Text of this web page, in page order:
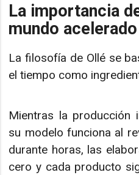
La importancia
mundo acelerado
La filosofía de Ollé se
el tiempo como
Mientras la producción
su modelo funciona al
durante horas, las
cero y cada producto